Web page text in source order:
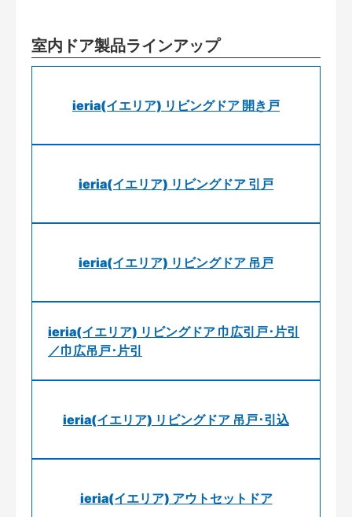
室内ドア製品ラインアップ
ieria(イエリア) リビングドア 開き戸
ieria(イエリア) リビングドア 引戸
ieria(イエリア) リビングドア 吊戸
ieria(イエリア) リビングドア 巾広引戸･片引
／巾広吊戸･片引
ieria(イエリア) リビングドア 吊戸･引込
ieria(イエリア) アウトセットドア